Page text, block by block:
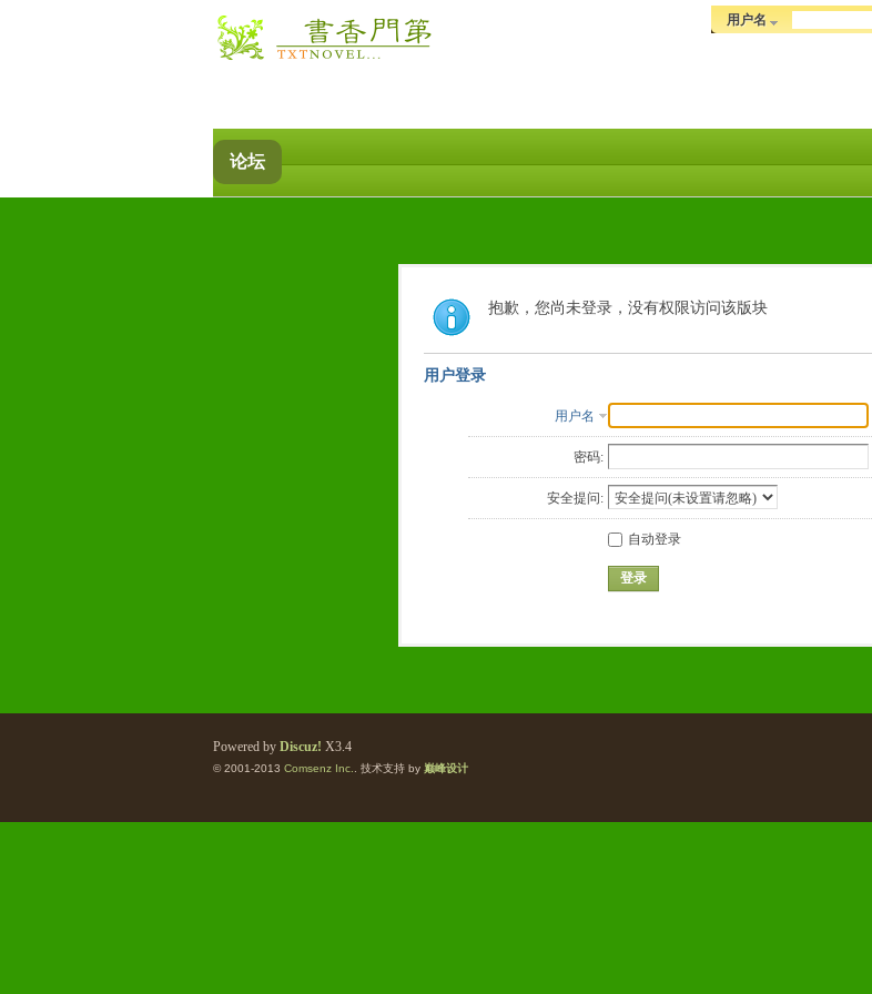
用户名
论坛
抱歉，您尚未登录，没有权限访问该版块
用户登录
用户名
密码:
安全提问:
自动登录
登录
Powered by Discuz! X3.4
© 2001-2013 Comsenz Inc. . 技术支持 by 巅峰设计